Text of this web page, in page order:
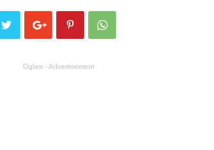
Oglasi - Advertisement